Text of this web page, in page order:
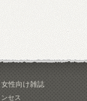
性向け雑誌
セス